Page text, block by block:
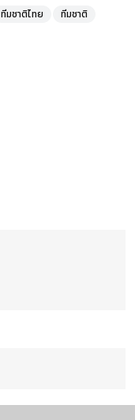
ทีมชาติไทย ทีมชาติ